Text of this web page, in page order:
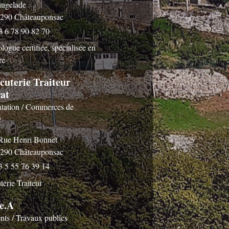
Châteauponsac
6 78 90 82 70
certifiée, spécialisée en
Traiteur
/ Commerces de
Henri Bonnet
Châteauponsac
5 55 76 39 14
Traiteur
/ Travaux publics